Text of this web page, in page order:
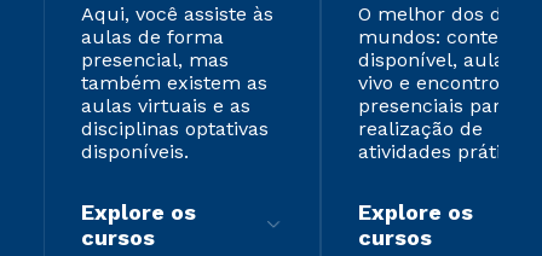
Aqui, você assiste às
aulas de forma
presencial, mas
também existem as
aulas virtuais e as
disciplinas optativas
disponíveis.
Explore os
cursos
O melhor dos dois
mundos: conteúdo
disponível, aulas ao
vivo e encontros
presenciais para
realização de
atividades práticas.
Explore os
cursos